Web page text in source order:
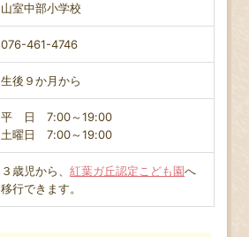
山室中部小学校
076-461-4746
生後９か月から
平 日 7:00～19:00
土曜日7:00～19:00
３歳児から、紅葉ガ丘認定こども園へ
移行できます。